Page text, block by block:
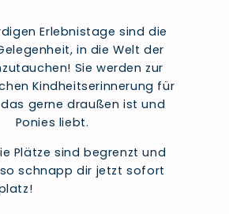
Erlebnistage sind die
in die Welt der
Sie werden zur
Kindheitserinnerung für
das gerne draußen ist und
Ponies liebt.
Plätze sind begrenzt und
schnapp dir jetzt sofort